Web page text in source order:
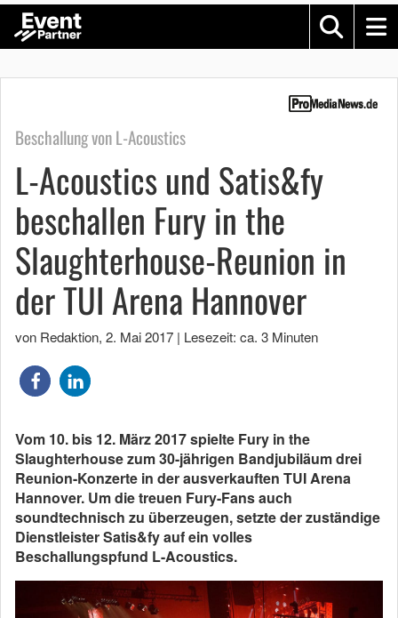
Beschallung von L-Acoustics
L-Acoustics und Satis&fy
beschallen Fury in the
Slaughterhouse-Reunion in
der TUI Arena Hannover
von Redaktion, 2. Mai 2017 | Lesezeit: ca. 3 Minuten
Vom 10. bis 12. März 2017 spielte Fury in the
Slaughterhouse zum 30-jährigen Bandjubiläum drei
Reunion-Konzerte in der ausverkauften TUI Arena
Hannover. Um die treuen Fury-Fans auch
soundtechnisch zu überzeugen, setzte der zuständige
Dienstleister Satis&fy auf ein volles
Beschallungspfund L-Acoustics.